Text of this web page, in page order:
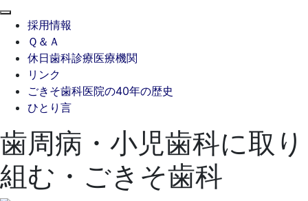
採用情報
Ｑ＆Ａ
休日歯科診療医療機関
リンク
ごきそ歯科医院の40年の歴史
ひとり言
歯周病・小児歯科に取り
組む・ごきそ歯科